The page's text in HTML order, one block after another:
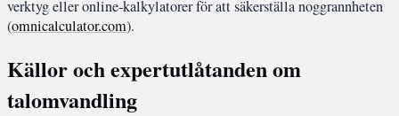
verktyg eller online-kalkylatorer för att säkerställa noggrannheten
(omnicalculator.com).
Källor och expertutlåtanden om
talomvandling